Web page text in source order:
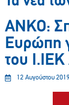
ANKO:
Ευρώπη
του
12 Αυγούστου 2019